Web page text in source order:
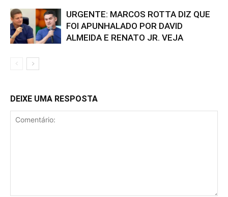
URGENTE: MARCOS ROTTA DIZ QUE
FOI APUNHALADO POR DAVID
ALMEIDA E RENATO JR. VEJA
DEIXE UMA RESPOSTA